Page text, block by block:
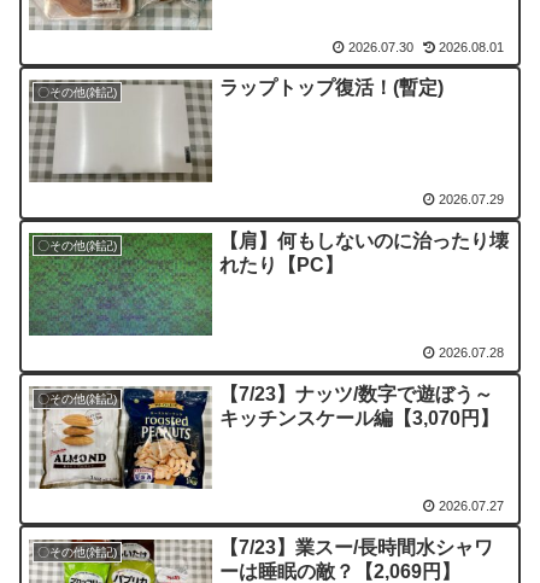
2026.07.30 2026.08.01
〇その他(雑記) ラップトップ復活！(暫定)
2026.07.29
〇その他(雑記)
【肩】何もしないのに治ったり壊
れたり【PC】
2026.07.28
〇その他(雑記)
【7/23】ナッツ/数字で遊ぼう～
キッチンスケール編【3,070円】
2026.07.27
〇その他(雑記)
【7/23】業スー/長時間水シャワ
ーは睡眠の敵？【2,069円】